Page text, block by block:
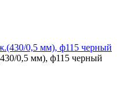
0,5 мм), ф115 черный